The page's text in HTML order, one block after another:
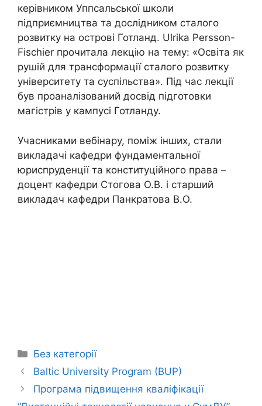
керівником Уппсальської школи
підприємництва та дослідником сталого
розвитку на острові Готланд. Ulrika Persson-
Fischier прочитала лекцію на тему: «Освіта як
рушій для трансформації сталого розвитку
університету та суспільства». Під час лекції
був проаналізований досвід підготовки
магістрів у кампусі Готланду.
Учасниками вебінару, поміж інших, стали
викладачі кафедри фундаментальної
юриспруденції та конституційного права –
доцент кафедри Стогова О.В. і старший
викладач кафедри Панкратова В.О.
Без категорії
Baltic University Program (BUP)
Програма підвищення кваліфікації